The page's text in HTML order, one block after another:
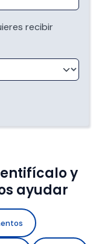
recibir
y
ayudar